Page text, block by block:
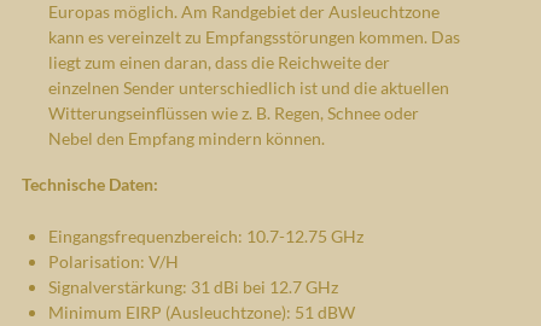
Europas möglich. Am Randgebiet der Ausleuchtzone
kann es vereinzelt zu Empfangsstörungen kommen. Das
liegt zum einen daran, dass die Reichweite der
einzelnen Sender unterschiedlich ist und die aktuellen
Witterungseinflüssen wie z. B. Regen, Schnee oder
Nebel den Empfang mindern können.
Technische Daten:
Eingangsfrequenzbereich: 10.7-12.75 GHz
Polarisation: V/H
Signalverstärkung: 31 dBi bei 12.7 GHz
Minimum EIRP (Ausleuchtzone): 51 dBW